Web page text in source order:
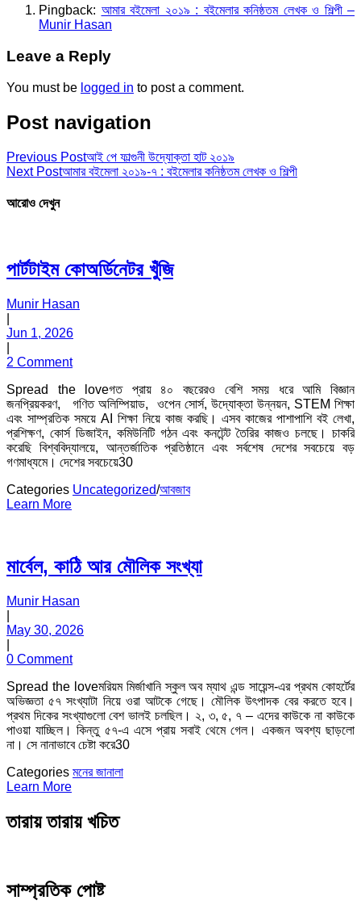
Pingback: আমার বইমেলা ২০১৯ : বইমেলার কনিষ্ঠতম লেখক ও শিল্পী –
Munir Hasan
Leave a Reply
You must be logged in to post a comment.
Post navigation
Previous Postআই পে ফাল্গুনী উদ্যোক্তা হাট ২০১৯
Next Postআমার বইমেলা ২০১৯-৭ : বইমেলার কনিষ্ঠতম লেখক ও শিল্পী
আরোও দেখুন
পার্টটাইম কোঅর্ডিনেটর খুঁজি
Munir Hasan
Jun 1, 2026
2 Comment
Spread the loveগত প্রায় ৪০ বছরেরও বেশি সময় ধরে আমি বিজ্ঞান
জনপ্রিয়করণ, গণিত অলিম্পিয়াড, ওপেন সোর্স, উদ্যোক্তা উন্নয়ন, STEM শিক্ষা
এবং সাম্প্রতিক সময়ে AI শিক্ষা নিয়ে কাজ করছি। এসব কাজের পাশাপাশি বই লেখা,
প্রশিক্ষণ, কোর্স ডিজাইন, কমিউনিটি গঠন এবং কনটেন্ট তৈরির কাজও চলছে। চাকরি
করেছি বিশ্ববিদ্যালয়ে, আন্তর্জাতিক প্রতিষ্ঠানে এবং সর্বশেষ দেশের সবচেয়ে বড়
গণমাধ্যমে। দেশের সবচেয়ে30
Categories Uncategorized/আবজাব
Learn More
মার্বেল, কাঠি আর মৌলিক সংখ্যা
Munir Hasan
May 30, 2026
0 Comment
Spread the loveমরিয়ম মির্জাখানি স্কুল অব ম্যাথ এন্ড সায়েন্স-এর প্রথম কোহর্টের
অভিজ্ঞতা ৫৭ সংখ্যাটা নিয়ে ওরা আটকে গেছে। মৌলিক উৎপাদক বের করতে হবে।
প্রথম দিকের সংখ্যাগুলো বেশ ভালই চলছিল। ২, ৩, ৫, ৭ – এদের কাউকে না কাউকে
পাওয়া যাচ্ছিল। কিন্তু ৫৭-এ এসে প্রায় সবাই থেমে গেল। একজন অবশ্য ছাড়লো
না। সে নানাভাবে চেষ্টা করে30
Categories মনের জানালা
Learn More
তারায় তারায় খচিত
সাম্প্রতিক পোষ্ট